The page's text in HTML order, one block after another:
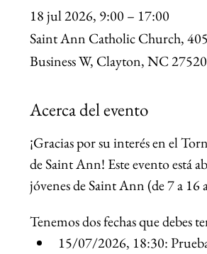
18 jul 2026, 9:00 – 17:00
Saint Ann Catholic Church,
Business W, Clayton, NC
Acerca del evento
¡Gracias por su interés en el
de Saint Ann! Este evento está
jóvenes de Saint Ann (de 7 a 16
Tenemos dos fechas que debes
15/07/2026, 18:30: